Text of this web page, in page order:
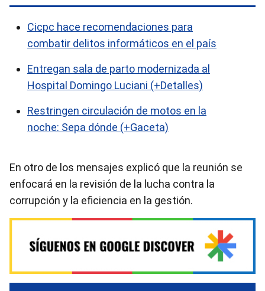
Cicpc hace recomendaciones para
combatir delitos informáticos en el país
Entregan sala de parto modernizada al
Hospital Domingo Luciani (+Detalles)
Restringen circulación de motos en la
noche: Sepa dónde (+Gaceta)
En otro de los mensajes explicó que la reunión se
enfocará en la revisión de la lucha contra la
corrupción y la eficiencia en la gestión.